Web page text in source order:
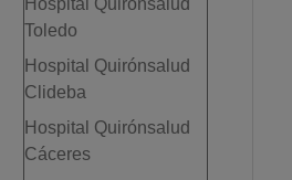
Toledo
Hospital Quirónsalud
Clideba
Hospital Quirónsalud
Cáceres